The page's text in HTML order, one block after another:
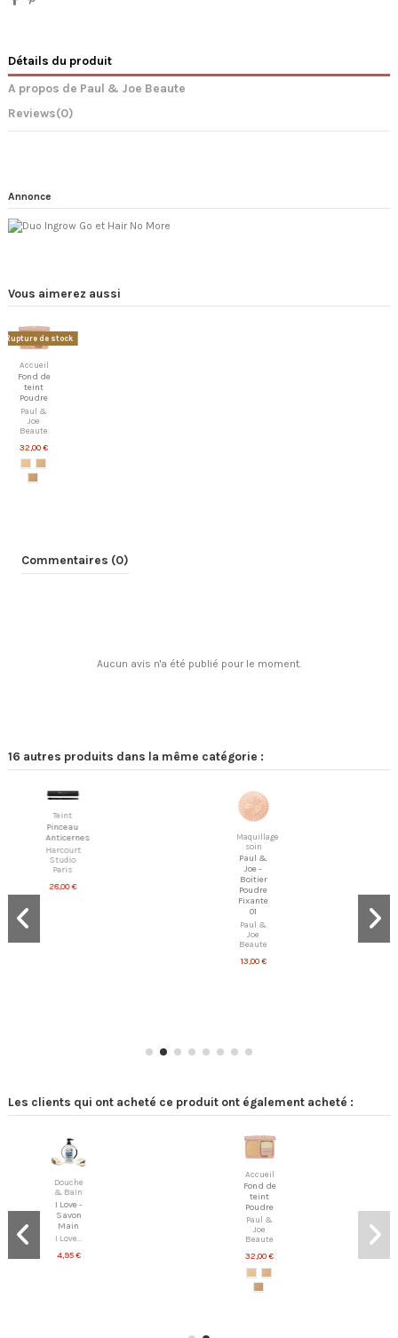
Détails du produit
A propos de Paul & Joe Beaute
Reviews(0)
Annonce
Vous aimerez aussi
Rupture de stock
Accueil
Fond de
teint
Poudre
Paul &
Joe
Beaute
32,00 €
Commentaires (0)
Aucun avis n'a été publié pour le moment.
16 autres produits dans la même catégorie :
Pinceau
Anticernes
Harcourt
Maquillage
Fixante
Les clients qui ont acheté ce produit ont également acheté :
Main
I Love...